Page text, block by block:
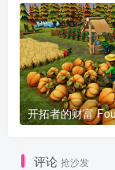
评论 抢沙发